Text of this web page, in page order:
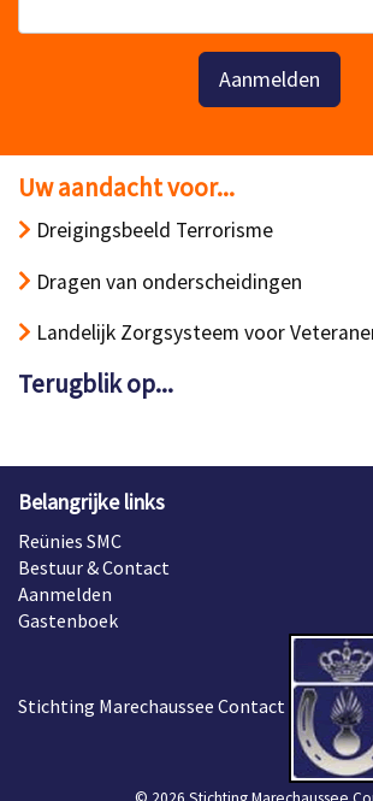
Aanmelden
Uw aandacht voor...
Dreigingsbeeld Terrorisme
Dragen van onderscheidingen
Landelijk Zorgsysteem voor
Terugblik op...
Belangrijke links
Reünies SMC
Bestuur & Contact
Aanmelden
Gastenboek
Stichting Marechaussee Contact